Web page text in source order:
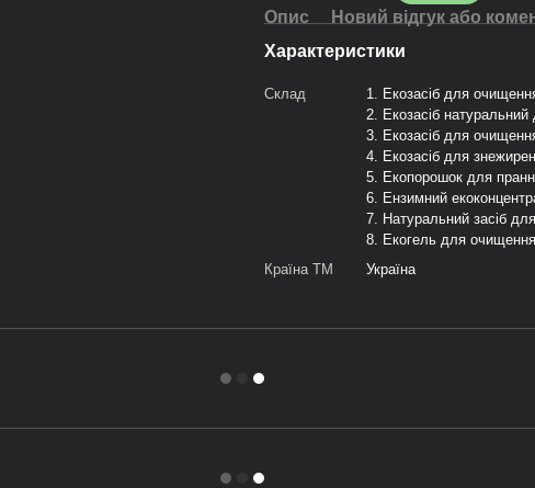
Опис
Новий відгук або
Характеристики
Склад
1. Екозасіб для
2. Екозасіб
3. Екозасіб для
4. Екозасіб для
5. Екопорошок для
6. Ензимний
7. Натуральний засіб
8. Екогель для
Країна ТМ
Україна